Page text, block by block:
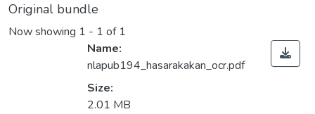
Original bundle
Now showing 1 - 1 of 1
Name:
nlapub194_hasarakakan_ocr.pdf
Size:
2.01 MB